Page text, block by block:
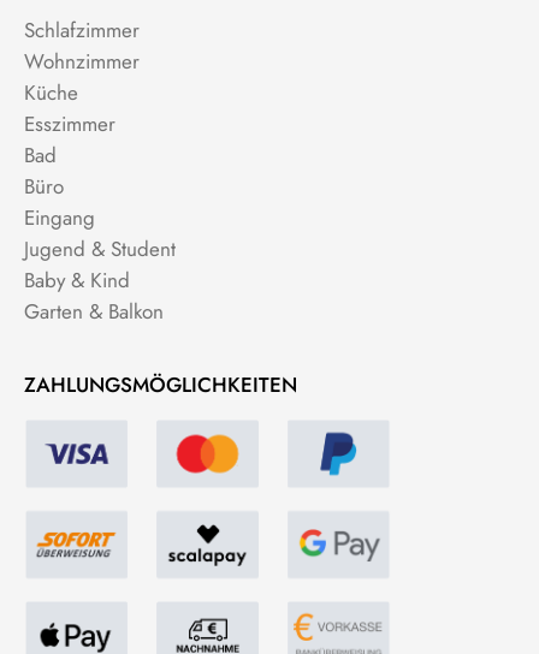
Schlafzimmer
Wohnzimmer
Küche
Esszimmer
Bad
Büro
Eingang
Jugend & Student
Baby & Kind
Garten & Balkon
ZAHLUNGSMÖGLICHKEITEN